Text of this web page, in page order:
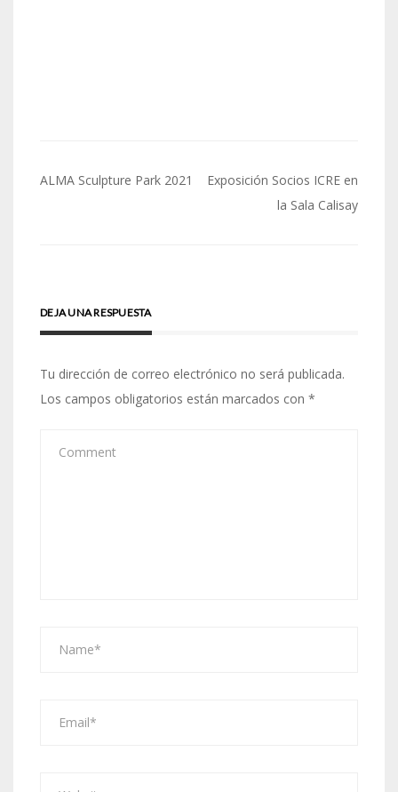
Navegación
ALMA Sculpture Park 2021
Exposición Socios ICRE en
la Sala Calisay
DEJA UNA RESPUESTA
Tu dirección de correo electrónico no será publicada.
Los campos obligatorios están marcados con *